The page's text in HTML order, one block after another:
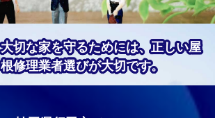
大切な家を守るためには、正しい屋
根修理業者選びが大切です。